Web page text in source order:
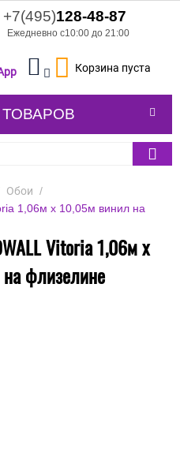
+7(495)128-48-87
Ежедневно с10:00 до 21:00
Корзина пуста
ТОВАРОВ
Обои /
1,06м х 10,05м винил на
Vitoria 1,06м х
флизелине